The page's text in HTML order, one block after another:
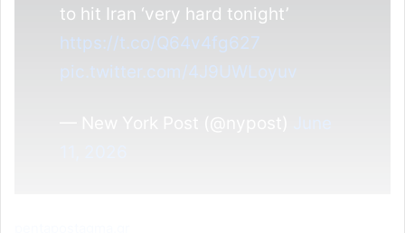
to hit Iran ‘very hard tonight’
https://t.co/Q64v4fg627
pic.twitter.com/4J9UWLoyuv